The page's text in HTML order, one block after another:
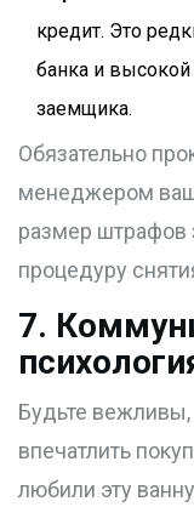
кредит. Это
банка и высокой
заемщика.
Обязательно
менеджером
размер штрафов
процедуру
7.
Будьте
впечатлить
любили эту